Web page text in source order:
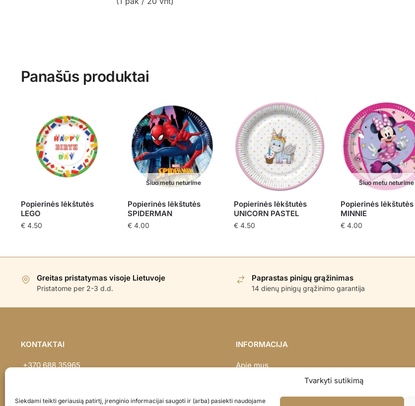
Tvarkyti sutikimą
Siekdami teikti geriausią patirtį, įrenginio informacijai saugoti ir (arba) pasiekti naudojame
Panašūs produktai
Popierinės lėkštutės
LEGO
€4.50
Šiuo metu neturime
Popierinės lėkštutės
SPIDERMAN
€4.00
Popierinės lėkštutės
UNICORN PASTEL
€ 4.50
Šiuo metu neturime
Popierinės lėkštutės
MINNIE
€ 4.00
Greitas pristatymas visoje Lietuvoje
Pristatome per 2-3 d.d.
Paprastas pinigų grąžinimas
14 dienų pinigų grąžinimo garantija
KONTAKTAI
+370 688 35965
INFORMACIJA
Apie mus